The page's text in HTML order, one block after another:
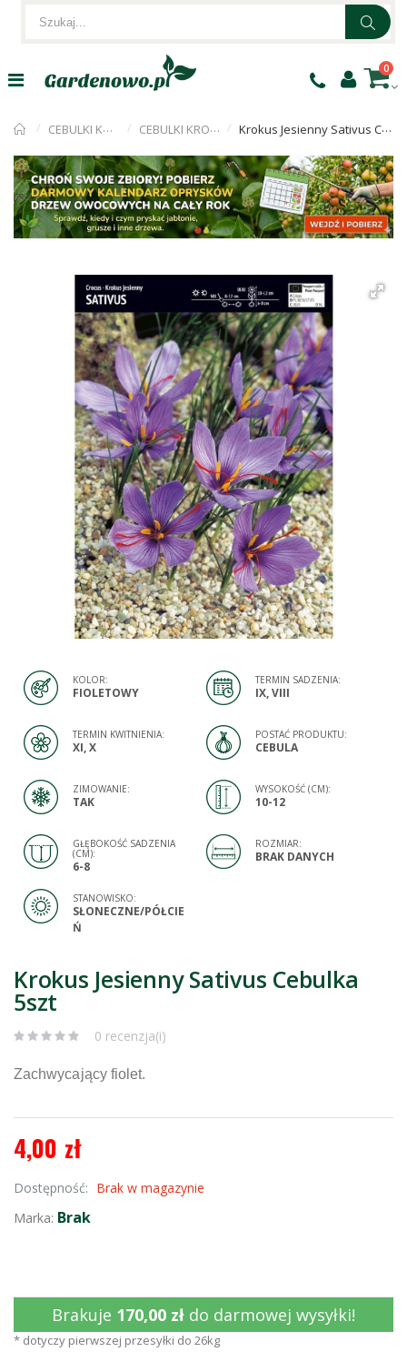
0
CEBULKI KWIATÓW CEBULKI KROKUSÓW Krokus Jesienny Sativus Cebulka 5szt
KOLOR:
FIOLETOWY
TERMIN SADZENIA:
IX, VIII
TERMIN KWITNIENIA:
XI, X
POSTAĆ PRODUKTU:
CEBULA
ZIMOWANIE:
TAK
WYSOKOŚĆ (CM):
10-12
GŁĘBOKOŚĆ SADZENIA
(CM):
6-8
ROZMIAR:
BRAK DANYCH
STANOWISKO:
SŁONECZNE/PÓŁCIE
Ń
Krokus Jesienny Sativus Cebulka
5szt
0 recenzja(i)
Zachwycający fiolet.
4,00 zł
Dostępność: Brak w magazynie
Marka: Brak
Brakuje 170,00 zł do darmowej wysyłki!
* dotyczy pierwszej przesyłki do 26kg